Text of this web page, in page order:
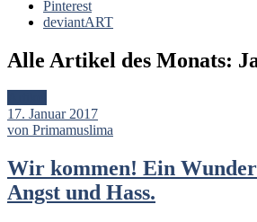
Pinterest
deviantART
Alle Artikel des Monats:
17. Januar 2017
von Primamuslima
Wir kommen! Ein
Angst und Hass.